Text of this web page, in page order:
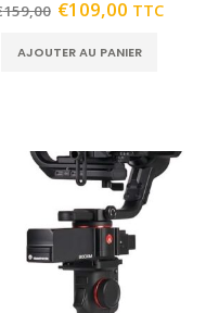
159,00 €109,00 TTC
AJOUTER AU PANIER